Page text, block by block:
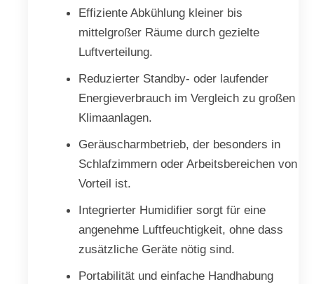
Effiziente Abkühlung kleiner bis
mittelgroßer Räume durch gezielte
Luftverteilung.
Reduzierter Standby- oder laufender
Energieverbrauch im Vergleich zu großen
Klimaanlagen.
Geräuscharmbetrieb, der besonders in
Schlafzimmern oder Arbeitsbereichen von
Vorteil ist.
Integrierter Humidifier sorgt für eine
angenehme Luftfeuchtigkeit, ohne dass
zusätzliche Geräte nötig sind.
Portabilität und einfache Handhabung